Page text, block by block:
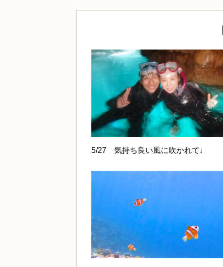
5/27 気持ち良い風に吹かれて♩